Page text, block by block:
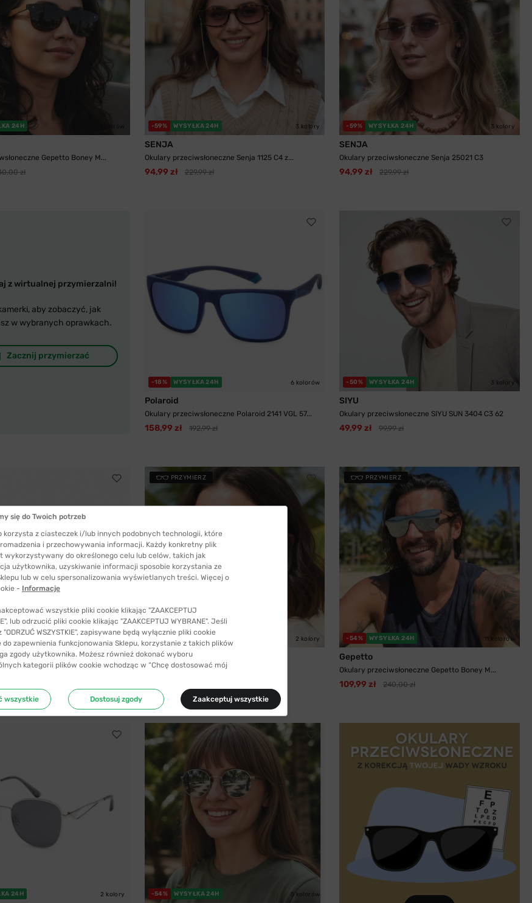
24H
Gepetto Boney M...
zł
-59% WYSYŁKA 24H 3 kolory
SENJA
Okulary przeciwsłoneczne Senja 1125 C4 z...
94,99 zł 229,99 zł
-59% WYSYŁKA 24H 3 kolory
SENJA
Okulary przeciwsłoneczne Senja 25021 C3
94,99 zł 229,99 zł
z wirtualnej przymierzalni!
aby zobaczyć, jak
w wybranych oprawkach.
Zacznij przymierzać
-18% WYSYŁKA 24H 6 kolorów
Polaroid
Okulary przeciwsłoneczne Polaroid 2141 VGL 57...
158,99 zł 192,99 zł
-50% WYSYŁKA 24H 3 kolory
SIYU
Okulary przeciwsłoneczne SIYU SUN 3404 C3 62
49,99 zł 99,99 zł
Polaroid 7029 807 68...
PRZYMIERZ
-59% WYSYŁKA 24H 2 kolory
SENJA
Okulary przeciwsłoneczne Senja x Paula...
PRZYMIERZ
-54% WYSYŁKA 24H 11 kolorów
Gepetto
Okulary przeciwsłoneczne Gepetto Boney M...
109,99 zł 240,00 zł
24H 2 kolory -54% WYSYŁKA 24H 5 kolorów
się do Twoich potrzeb
korzysta z ciasteczek i/lub innych podobnych technologii, które
i przechowywania informacji. Każdy konkretny plik
wykorzystywany do określonego celu lub celów, takich jak
użytkownika, uzyskiwanie informacji sposobie korzystania ze
lub w celu spersonalizowania wyświetlanych treści. Więcej o
- Informacje
wszystkie pliki cookie klikając "ZAAKCEPTUJ
lub odrzucić pliki cookie klikając "ZAAKCEPTUJ WYBRANE". Jeśli
"ODRZUĆ WSZYSTKIE", zapisywane będą wyłącznie pliki cookie
do zapewnienia funkcjonowania Sklepu, korzystanie z takich plików
zgody użytkownika. Możesz również dokonać wyboru
kategorii plików cookie wchodząc w “Chcę dostosować mój
wszystkie Dostosuj zgody Zaakceptuj wszystkie